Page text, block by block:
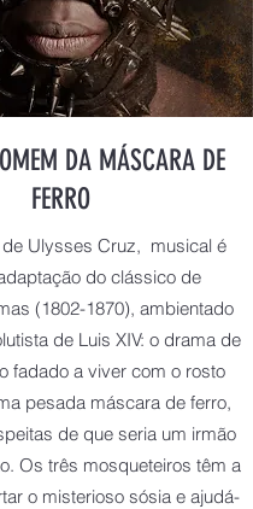
DA MÁSCARA DE
FERRO
Ulysses Cruz, musical é
do clássico de
(1802-1870), ambientado
de Luis XIV: o drama de
fadado a viver com o rosto
pesada máscara de ferro,
de que seria um irmão
Os três mosqueteiros têm a
o misterioso sósia e ajudá-